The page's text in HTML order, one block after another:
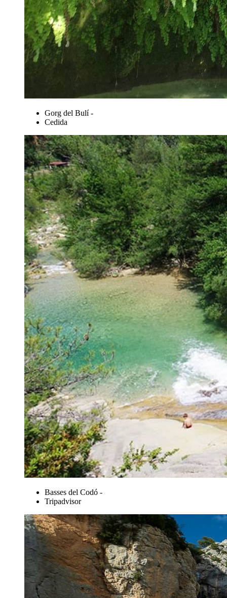
Gorg del Bulí -
Cedida
Basses del Codó -
Tripadvisor